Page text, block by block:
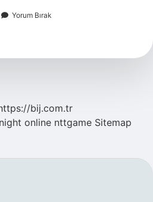
Yorum Bırak
bij.com.tr
online nttgame Sitemap